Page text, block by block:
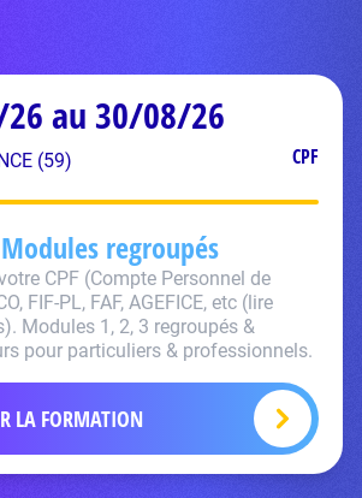
au 30/08/26
(59) CPF
regroupés
CPF (Compte Personnel de
FIF-PL, FAF, AGEFICE, etc (lire
Modules 1, 2, 3 regroupés &
pour particuliers & professionnels.
LA FORMATION